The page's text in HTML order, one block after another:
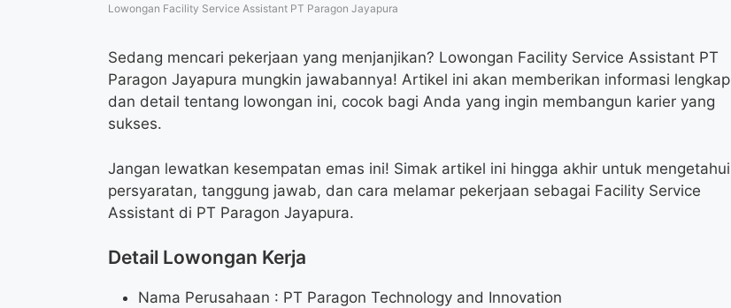
Lowongan Facility Service Assistant PT Paragon Jayapura
Sedang mencari pekerjaan yang menjanjikan? Lowongan Facility Service Assistant PT
Paragon Jayapura mungkin jawabannya! Artikel ini akan memberikan informasi lengkap
dan detail tentang lowongan ini, cocok bagi Anda yang ingin membangun karier yang
sukses.
Jangan lewatkan kesempatan emas ini! Simak artikel ini hingga akhir untuk mengetahui
persyaratan, tanggung jawab, dan cara melamar pekerjaan sebagai Facility Service
Assistant di PT Paragon Jayapura.
Detail Lowongan Kerja
Nama Perusahaan : PT Paragon Technology and Innovation